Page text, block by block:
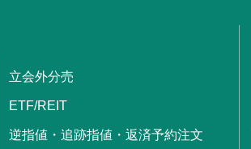
立会外分売
ETF/REIT
逆指値・追跡指値・返済予約注文